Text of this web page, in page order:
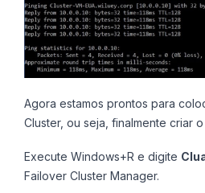
Agora estamos prontos para
Cluster, ou seja, finalmente criar o
Execute Windows+R e digite
Failover Cluster Manager.